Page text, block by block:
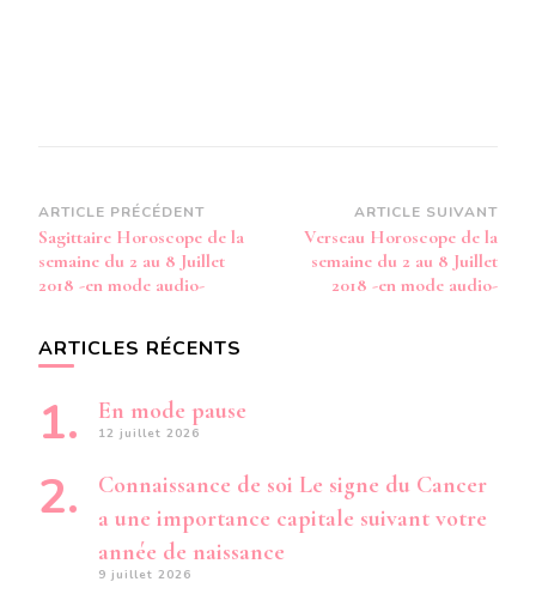
Navigation
d’article
ARTICLE PRÉCÉDENT
Sagittaire Horoscope de la
semaine du 2 au 8 Juillet
2018 -en mode audio-
ARTICLE SUIVANT
Verseau Horoscope de la
semaine du 2 au 8 Juillet
2018 -en mode audio-
ARTICLES RÉCENTS
En mode pause
12 juillet 2026
Connaissance de soi Le signe du Cancer
a une importance capitale suivant votre
année de naissance
9 juillet 2026